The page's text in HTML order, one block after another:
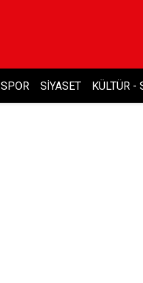
SPOR SIYASET KÜLTÜR -